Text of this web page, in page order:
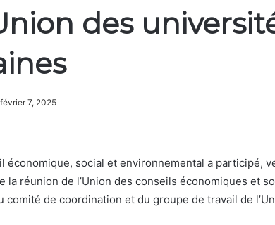
des
février 7, 2025
économique, social et environnemental a participé,
la réunion de l’Union des conseils économiques et
comité de coordination et du groupe de travail de